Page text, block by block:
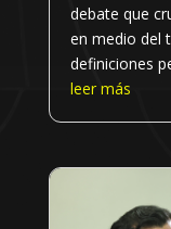
debate que
en medio del
definiciones
leer más